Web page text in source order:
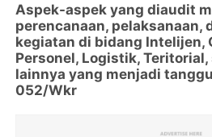
Aspek-aspek yang diaudit
perencanaan, pelaksanaan,
kegiatan di bidang Intelijen,
Personel, Logistik,
lainnya yang menjadi
052/Wkr